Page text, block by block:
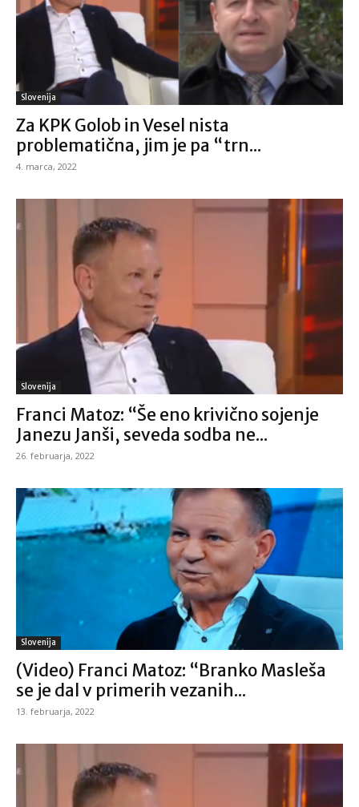
Slovenija
Za KPK Golob in Vesel nista
problematična, jim je pa “trn...
4. marca, 2022
Slovenija
Franci Matoz: “Še eno krivično sojenje
Janezu Janši, seveda sodba ne...
26. februarja, 2022
Slovenija
(Video) Franci Matoz: “Branko Masleša
se je dal v primerih vezanih...
13. februarja, 2022